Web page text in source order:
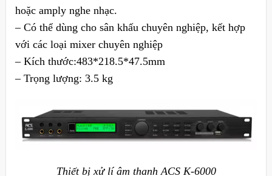
hoặc amply nghe nhạc.
– Có thể dùng cho sân khấu chuyên nghiệp, kết hợp
với các loại mixer chuyên nghiệp
– Kích thước:483*218.5*47.5mm
– Trọng lượng: 3.5 kg
Thiết bị xử lí âm thanh ACS K-6000